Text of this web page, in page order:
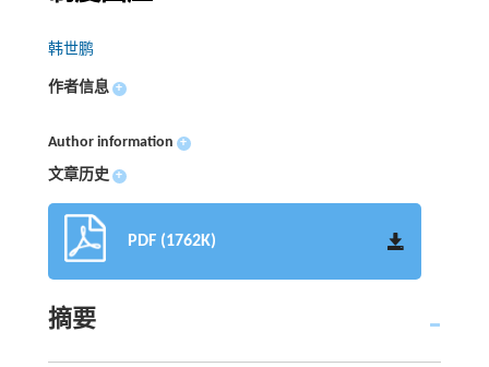
韩世鹏
作者信息 +
Author information +
文章历史 +
PDF (1762K)
摘要